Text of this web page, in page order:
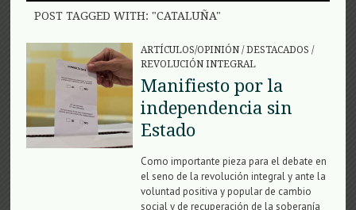
POST TAGGED WITH: "CATALUÑA"
ARTÍCULOS/OPINIÓN/DESTACADOS /
REVOLUCIÓN INTEGRAL
Manifiesto por la
independencia sin
Estado
Como importante pieza para el debate en
el seno de la revolución integral y ante la
voluntad positiva y popular de cambio
social y de recuperación de la soberanía